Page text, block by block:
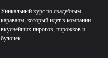
Уникальный курс по свадебным
караваям, который идет в компании
вкуснейших пирогов, пирожков и
булочек